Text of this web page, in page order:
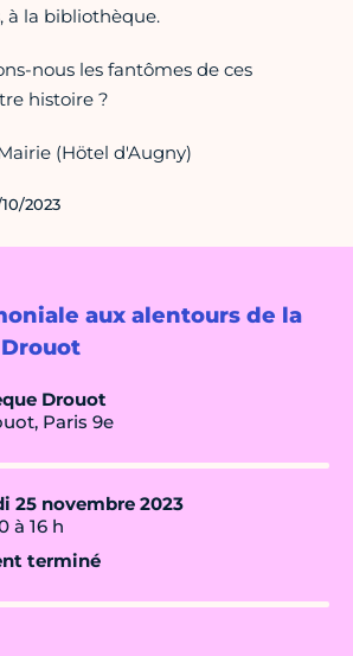
aux alentours de la
Drouot
Paris 9e
25 novembre 2023
à 16 h
terminé
à la bibliothèque.
nous les fantômes de ces
histoire ?
(Hötel d'Augny)
2023